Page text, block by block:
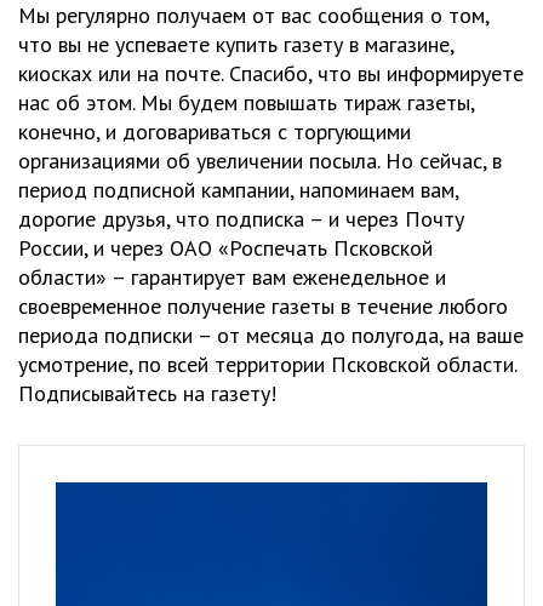
Мы регулярно получаем от вас сообщения о том,
что вы не успеваете купить газету в магазине,
киосках или на почте. Спасибо, что вы информируете
нас об этом. Мы будем повышать тираж газеты,
конечно, и договариваться с торгующими
организациями об увеличении посыла. Но сейчас, в
период подписной кампании, напоминаем вам,
дорогие друзья, что подписка – и через Почту
России, и через ОАО «Роспечать Псковской
области» – гарантирует вам еженедельное и
своевременное получение газеты в течение любого
периода подписки – от месяца до полугода, на ваше
усмотрение, по всей территории Псковской области.
Подписывайтесь на газету!